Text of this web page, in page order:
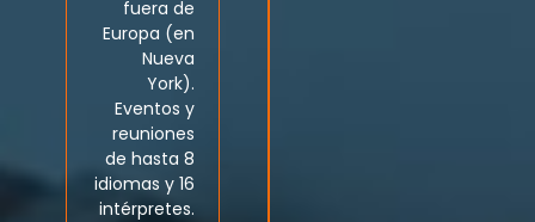
fuera de
Europa (en
Nueva
York).
Eventos y
reuniones
de hasta 8
idiomas y 16
intérpretes.